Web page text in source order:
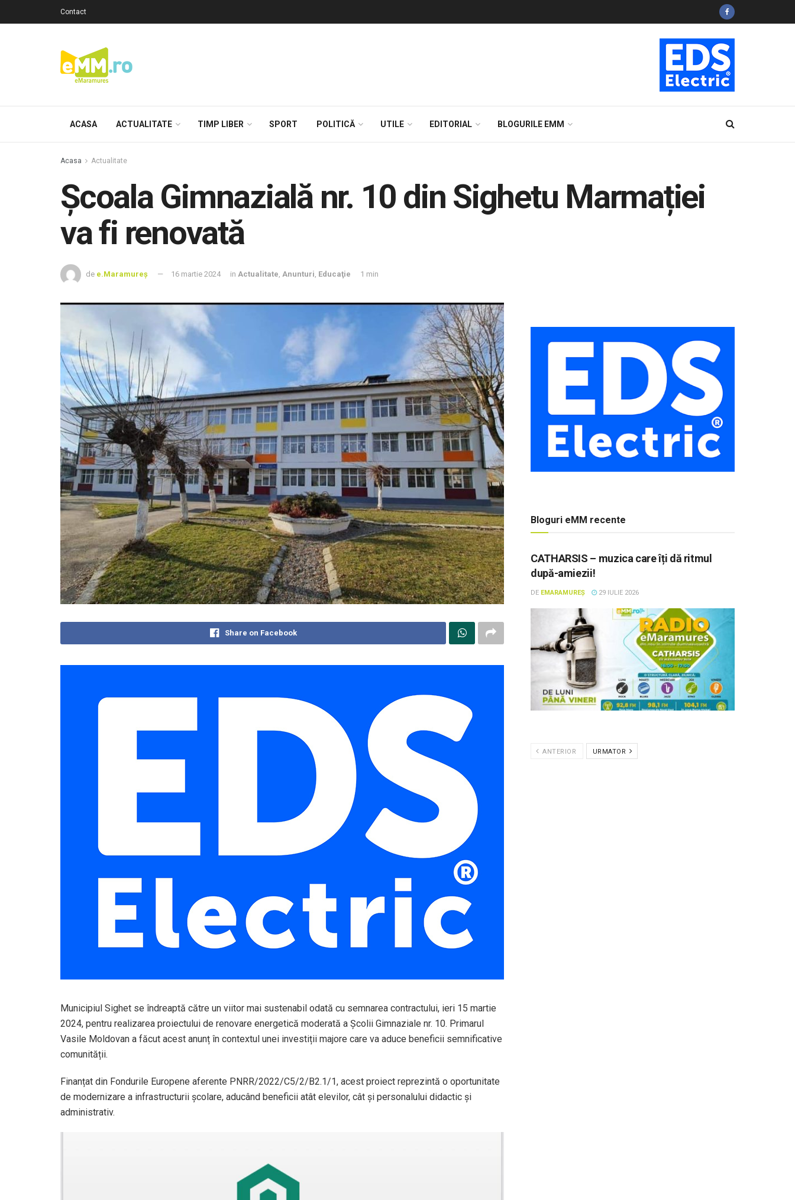
Contact
ACASA ACTUALITATE TIMP LIBER SPORT POLITICĂ UTILE EDITORIAL BLOGURILE EMM
Acasa Actualitate
Școala Gimnazială nr. 10 din Sighetu Marmației
va fi renovată
de e.Maramureș 16 martie 2024 in Actualitate, Anunturi, Educaţie 1 min
Share on Facebook
Municipiul Sighet se îndreaptă către un viitor mai sustenabil odată cu semnarea contractului, ieri 15 martie
2024, pentru realizarea proiectului de renovare energetică moderată a Școlii Gimnaziale nr. 10. Primarul
Vasile Moldovan a făcut acest anunț în contextul unei investiții majore care va aduce beneficii semnificative
comunității.
Finanțat din Fondurile Europene aferente PNRR/2022/C5/2/B2.1/1, acest proiect reprezintă o oportunitate
de modernizare a infrastructurii școlare, aducând beneficii atât elevilor, cât și personalului didactic și
administrativ.
Bloguri eMM recente
CATHARSIS – muzica care îți dă ritmul
după-amiezii!
DE EMARAMUREȘ 29 IULIE 2026
ANTERIOR URMATOR